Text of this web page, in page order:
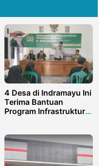
4 Desa di Indramayu Ini
Terima Bantuan
Program Infrastruktur
Rp6,3 Miliar